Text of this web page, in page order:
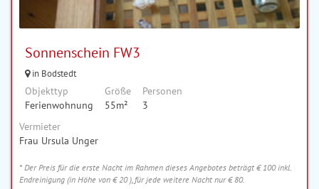
Sonnenschein FW3
in Bodstedt
Objekttyp
Ferienwohnung
Größe
55m²
Personen
3
Vermieter
Frau Ursula Unger
* Der Preis für die erste Nacht im Rahmen dieses Angebotes beträgt € 100 inkl.
Endreinigung (in Höhe von € 20 ), für jede weitere Nacht nur € 80.